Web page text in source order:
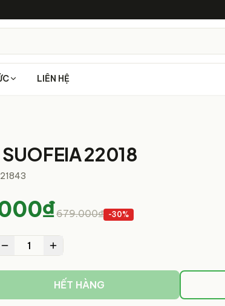
LIÊN HỆ
22018
679.000₫ -30%
1
HẾT HÀNG